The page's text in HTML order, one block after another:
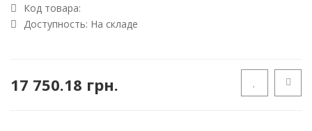
Код товара:
Доступность: На складе
17 750.18 грн.